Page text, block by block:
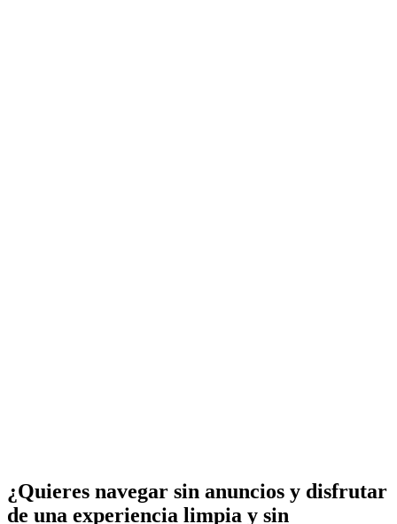
¿Quieres navegar sin anuncios y disfrutar
de una experiencia limpia y sin